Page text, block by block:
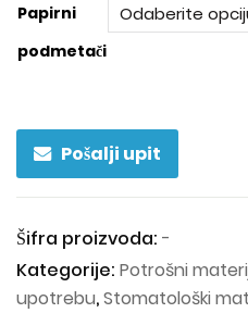
Papirni
podmetači
Pošalji upit
Šifra proizvoda: -
Kategorije: Potrošni
upotrebu,Stomatološki